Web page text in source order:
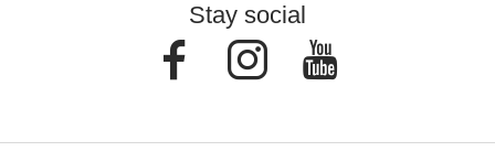
Stay social
FacebookInstagram